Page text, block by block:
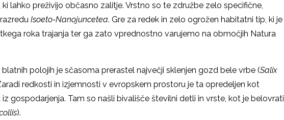
ki lahko preživijo občasno zalitje. Vrstno so te združbe zelo specifične,
Isoeto-Nanojuncetea. Gre za redek in zelo ogrožen habitatni tip, ki je
roka trajanja ter ga zato vprednostno varujemo na območjih Natura
polojih je sčasoma prerastel največji sklenjen gozd bele vrbe (Salix
redkosti in izjemnosti v evropskem prostoru je ta opredeljen kot
gospodarjenja. Tam so našli bivališče številni detli in vrste, kot je belovrati
).